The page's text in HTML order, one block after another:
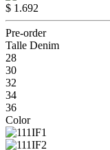
$ 1.692
Pre-order
Talle Denim
28
30
32
34
36
Color